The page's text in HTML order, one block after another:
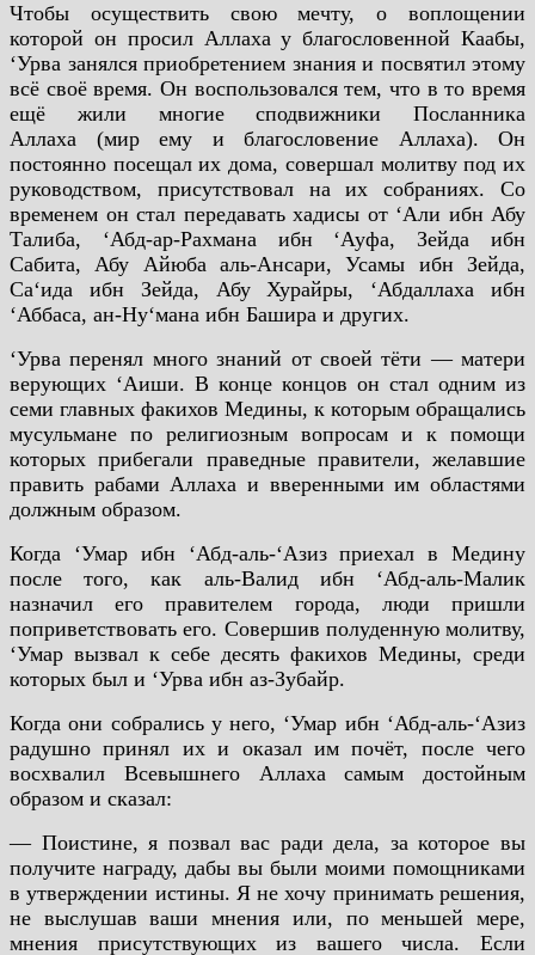
Чтобы осуществить свою мечту, о воплощении
которой он просил Аллаха у благословенной Каабы,
‘Урва занялся приобретением знания и посвятил этому
всё своё время. Он воспользовался тем, что в то время
ещё жили многие сподвижники Посланника
Аллаха (мир ему и благословение Аллаха). Он
постоянно посещал их дома, совершал молитву под их
руководством, присутствовал на их собраниях. Со
временем он стал передавать хадисы от ‘Али ибн Абу
Талиба, ‘Абд-ар-Рахмана ибн ‘Ауфа, Зейда ибн
Сабита, Абу Айюба аль-Ансари, Усамы ибн Зейда,
Са‘ида ибн Зейда, Абу Хурайры, ‘Абдаллаха ибн
‘Аббаса, ан-Ну‘мана ибн Башира и других.
‘Урва перенял много знаний от своей тёти — матери
верующих ‘Аиши. В конце концов он стал одним из
семи главных факихов Медины, к которым обращались
мусульмане по религиозным вопросам и к помощи
которых прибегали праведные правители, желавшие
править рабами Аллаха и вверенными им областями
должным образом.
Когда ‘Умар ибн ‘Абд-аль-‘Азиз приехал в Медину
после того, как аль-Валид ибн ‘Абд-аль-Малик
назначил его правителем города, люди пришли
поприветствовать его. Совершив полуденную молитву,
‘Умар вызвал к себе десять факихов Медины, среди
которых был и ‘Урва ибн аз-Зубайр.
Когда они собрались у него, ‘Умар ибн ‘Абд-аль-‘Азиз
радушно принял их и оказал им почёт, после чего
восхвалил Всевышнего Аллаха самым достойным
образом и сказал:
— Поистине, я позвал вас ради дела, за которое вы
получите награду, дабы вы были моими помощниками
в утверждении истины. Я не хочу принимать решения,
не выслушав ваши мнения или, по меньшей мере,
мнения присутствующих из вашего числа. Если